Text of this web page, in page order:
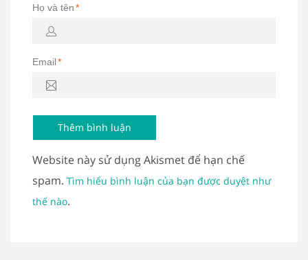
Họ và tên*
Email*
Website này sử dụng Akismet để hạn chế
spam. Tìm hiểu bình luận của bạn được duyệt như
thế nào.